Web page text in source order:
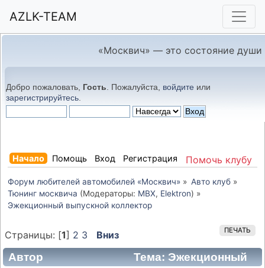
AZLK-TEAM
«Москвич» — это состояние души
Добро пожаловать, Гость . Пожалуйста, войдите или
зарегистрируйтесь
Помочь клубу
Начало Помощь Вход Регистрация
Форум любителей автомобилей «Москвич» » Авто клуб»
Тюнинг москвича (Модераторы: MBX, Elektron) »
Эжекционный выпускной коллектор
ПЕЧАТЬ
Страницы: [1] 2 3 Вниз
Автор
Тема: Эжекционный